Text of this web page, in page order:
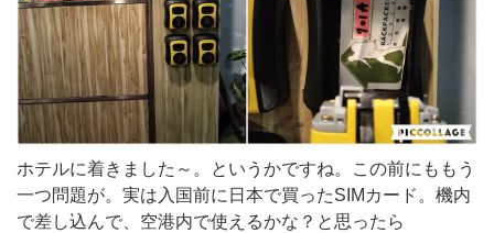
ホテルに着きました～。というかですね。この前にももう
一つ問題が。実は入国前に日本で買ったSIMカード。機内
で差し込んで、空港内で使えるかな？と思ったら